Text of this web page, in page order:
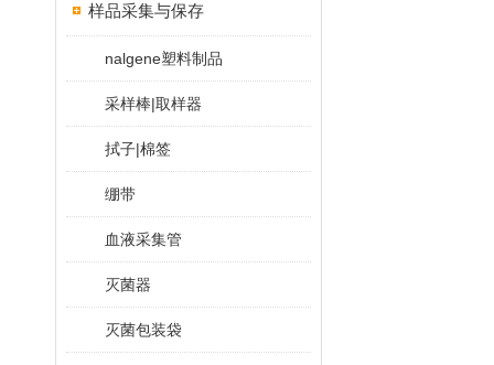
样品采集与保存
nalgene塑料制品
采样棒|取样器
拭子|棉签
绷带
血液采集管
灭菌器
灭菌包装袋